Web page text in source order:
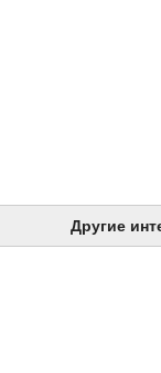
Другие